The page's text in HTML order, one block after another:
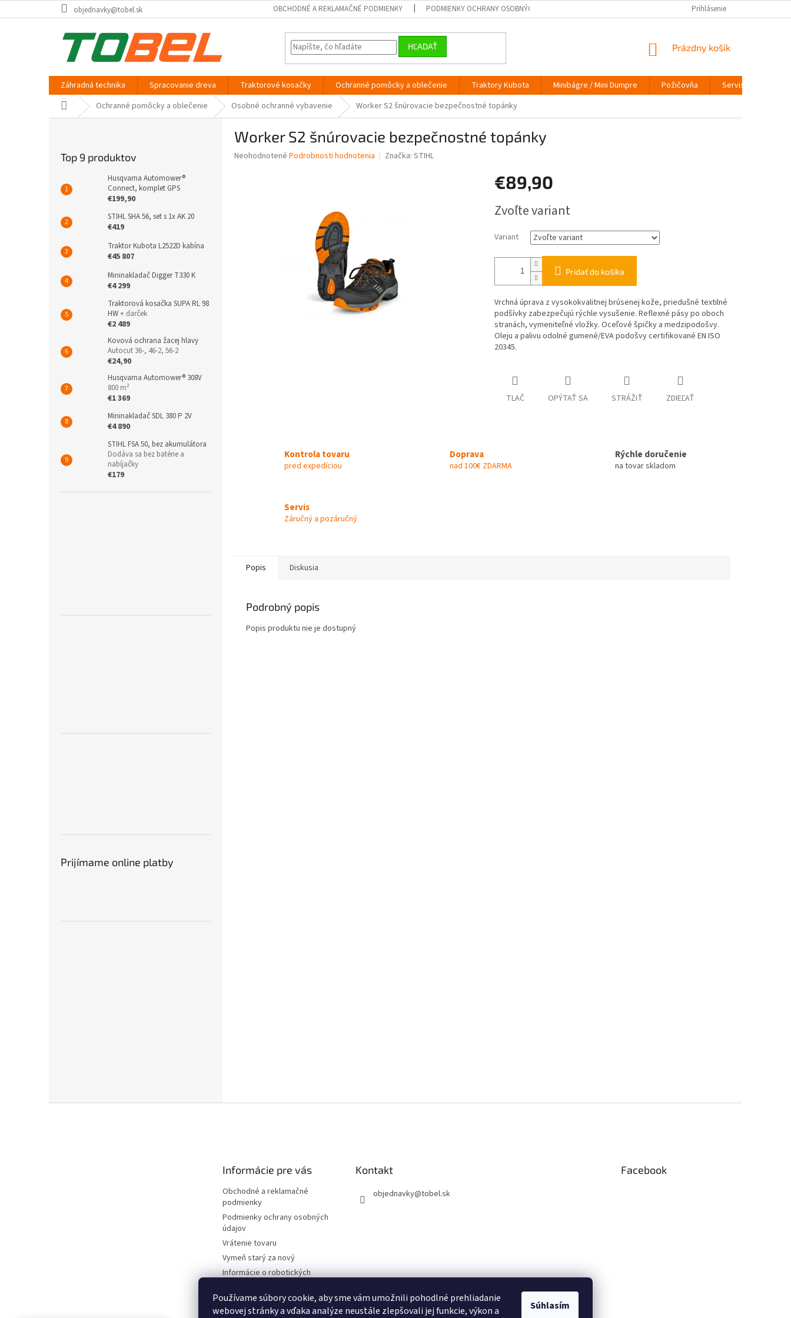
Používame súbory cookie, aby sme vám umožnili pohodlné prehliadanie
webovej stránky a vďaka analýze neustále zlepšovali jej funkcie, výkon a
Súhlasím
na
objednavky@tobel.sk OBCHODNÉ A REKLAMAČNÉ PODMIENKY PODMIENKY OCHRANY OSOBNÝCH ÚDAJOV VYMEŇ STARÝ ZA NOVÝ
Prihlásenie
HĽADAŤ
NÁKUPNÝ
Prázdny košík
Záhradná technika Spracovanie dreva Traktorové kosačky Ochranné pomôcky a oblečenie Traktory Kubota Minibágre / Mini Dumpre Požičovňa Servis
Domov Ochranné pomôcky a oblečenie Osobné ochranné vybavenie Worker S2 šnúrovacie bezpečnostné topánky
Top 9 produktov
Husqvarna Automower®
Connect, komplet GPS
€199,90
STIHL SHA 56, set s 1x AK 20
€419
Traktor Kubota L2522D kabína
€45 807
Mininakladač Digger T330 K
€4 299
Traktorová kosačka SUPA RL 98
HW+ darček
€2 489
Kovová ochrana žacej hlavy
Autocut 36-, 46-2, 56-2
€24,90
Husqvarna Automower® 308V
800 m²
€1 369
Mininakladač SDL 380 P 2V
€4 890
STIHL FSA 50, bez akumulátora
Dodáva sa bez batérie a
nabíjačky
€179
Prijímame online platby
Worker S2 šnúrovacie bezpečnostné topánky
Priemerné
Neohodnotené Podrobnosti hodnotenia Značka: STIHL
€89,90
cena:
Zvoľte variant
Variant
Pridať do košíka
Vrchná úprava z vysokokvalitnej brúsenej kože, prieduš­né textilné
pod­šívky zabez­pe­­čujú rýchle vysušenie. Reflexné pásy po oboch
stra­nách, vyme­ni­teľné vlož­ky. Oceľové špičky a medzi­podošvy.
Oleju a palivu odolné gumené/EVA podošvy certifikované EN ISO
20345.
TLAČ OPÝTAŤ SA STRÁŽIŤ ZDIEĽAŤ
Kontrola tovaru
pred expedíciou
Doprava
nad 100€ ZDARMA
Rýchle doručenie
na tovar skladom
Servis
Záručný a pozáručný
Popis Diskusia
Podrobný popis
Popis produktu nie je dostupný
Informácie pre vás
Obchodné a reklamačné
podmienky
Podmienky ochrany osobných
údajov
Vrátenie tovaru
Vymeň starý za nový
Informácie o robotických
Požičovňa - Technické
dokumentácie
Kontakt
objednavky@tobel.sk
Facebook